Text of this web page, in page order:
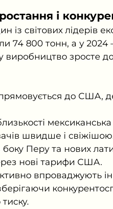
і
із світових лідерів
74 800 тонн, а у
виробництво зросте
до США,
швидше і
Перу та нових
нові тарифи США.
впроваджують